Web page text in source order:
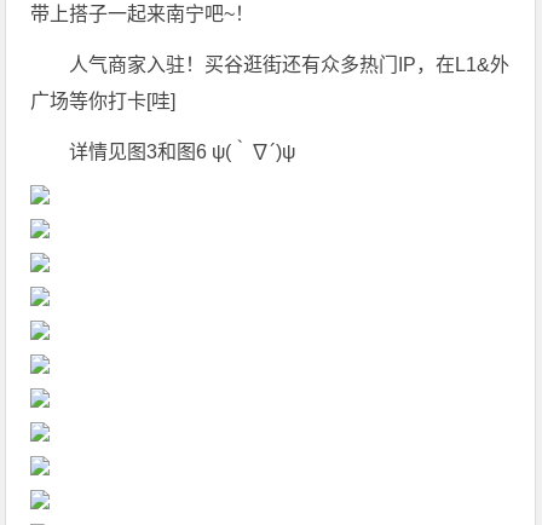
带上搭子一起来南宁吧~！
人气商家入驻！买谷逛街还有众多热门IP，在L1&外
广场等你打卡[哇]
详情见图3和图6 ψ(｀∇´)ψ